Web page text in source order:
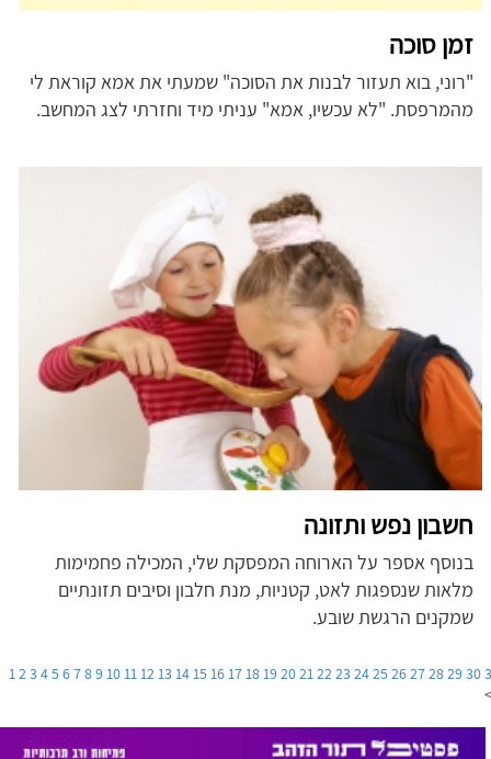
זמן סוכה
"רוני, בוא תעזור לבנות את הסוכה" שמעתי את אמא קוראת לי
מהמרפסת. "לא עכשיו, אמא" עניתי מיד וחזרתי לצג המחשב.
חשבון נפש ותזונה
בנוסף אספר על הארוחה המפסקת שלי, המכילה פחמימות
מלאות שנספגות לאט, קטניות, מנת חלבון וסיבים תזונתיים
שמקנים הרגשת שובע.
123456789101112131415161718192021222324252627282930
>